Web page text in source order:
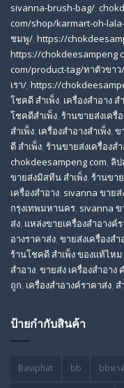
sivanna-brush-bag/,
com/shop/karmart-oh-
ชมพู/, https://
https://chokdeesampeng
com/product-tag/ทาตัวขาว/
เรา/, https://
โชคดี สําเพ็ง, เครื่องสำอาง ส
โชคดีสำเพ็ง, ร้านขายส่งเครื่
สําเพ็ง, เครื่องสำอางสำเพ็ง, ข
ดี สําเพ็ง, ร้านขายส่งเครื่องสํ
chokdeesampeng com, ลิ
ขายส่งมิสทีน สําเพ็ง, ร้านขา
เครื่องสำอาง, sivanna ขายส่
กรุงเทพมหานคร, sivanna ข
ส่ง, แหล่งขายเครื่องสําอางค์
อางราคาส่ง, ขายส่งเครื่องสํา
ร้านโชคดี สําเพ็ง ของแท้ไหม,
สําอาง, ขายส่ง เครื่องสำอาง
ถูก, เครื่องสำอางค์ราคาส่ง, ส
ป้ายกำกับสินค้า
Baviphat bb bbทา